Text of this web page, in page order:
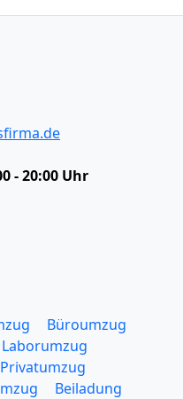
- 20:00 Uhr
Büroumzug
Laborumzug
Privatumzug
Beiladung